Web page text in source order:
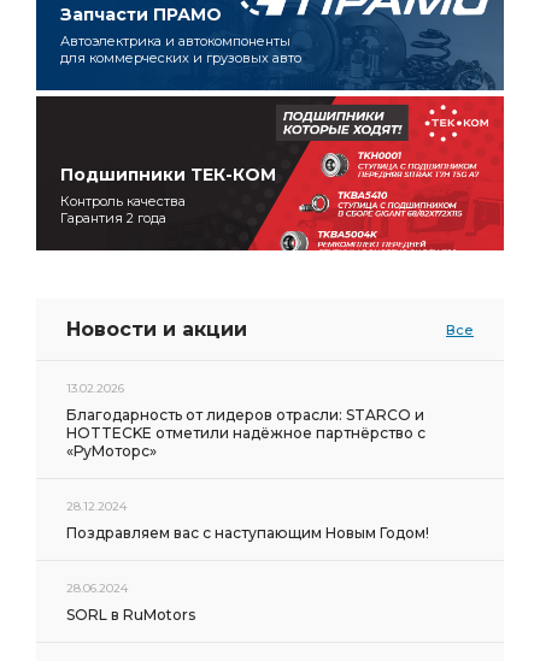
Запчасти ПРАМО
Автоэлектрика и автокомпоненты
для коммерческих и грузовых авто
Подшипники ТЕК-КОМ
Контроль качества
Гарантия 2 года
Новости и акции Все
13.02.2026
Благодарность от лидеров отрасли: STARCO и
HOTTECKE отметили надёжное партнёрство с
«РуМоторс»
28.12.2024
Поздравляем вас с наступающим Новым Годом!
28.06.2024
SORL в RuMotors